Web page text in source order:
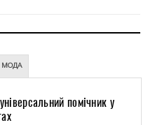
МОДА
помічник у